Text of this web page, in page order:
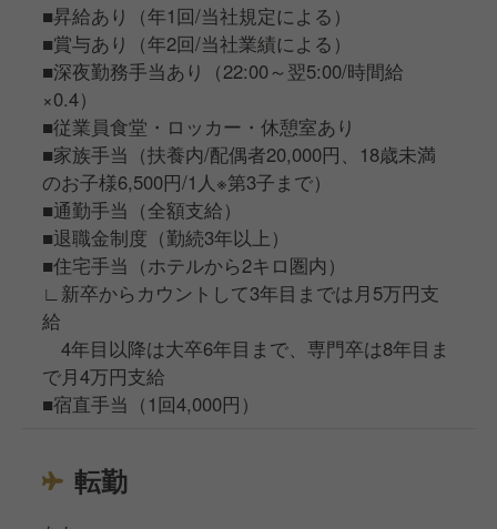
■昇給あり（年1回/当社規定による）
■賞与あり（年2回/当社業績による）
■深夜勤務手当あり（22:00～翌5:00/時間給
×0.4）
■従業員食堂・ロッカー・休憩室あり
■家族手当（扶養内/配偶者20,000円、18歳未満
のお子様6,500円/1人※第3子まで）
■通勤手当（全額支給）
■退職金制度（勤続3年以上）
■住宅手当（ホテルから2キロ圏内）
∟新卒からカウントして3年目までは月5万円支
給
4年目以降は大卒6年目まで、専門卒は8年目ま
で月4万円支給
■宿直手当（1回4,000円）
転勤